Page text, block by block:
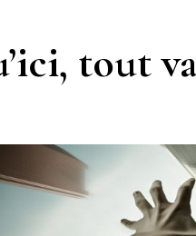
tout